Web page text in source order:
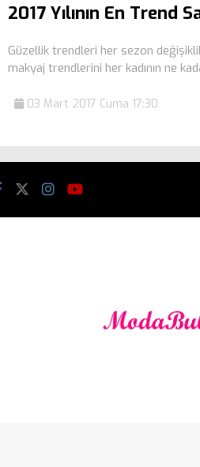
2017 Yılının En Trend
Güzellik trendleri her sezon
makyaj trendlerini her kadının ne
03 Mart 2017 Cuma 17:30